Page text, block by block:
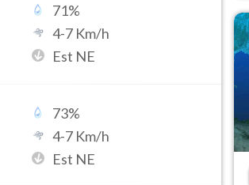
71%
4-7 Km/h
Est NE
73%
4-7 Km/h
Est NE